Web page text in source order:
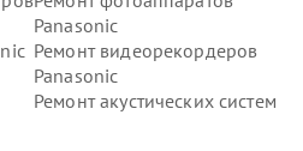
Panasonic
Ремонт видеорекордеров
Panasonic
Ремонт акустических систем